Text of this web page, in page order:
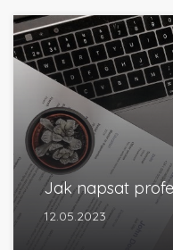
Jak napsat
12.05.2023